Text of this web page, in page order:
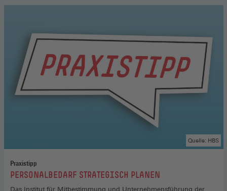
Praxistipp
:PERSONALBEDARF STRATEGISCH PLANEN
Quelle: HBS
Das Institut für Mitbestimmung und Unternehmensführung der